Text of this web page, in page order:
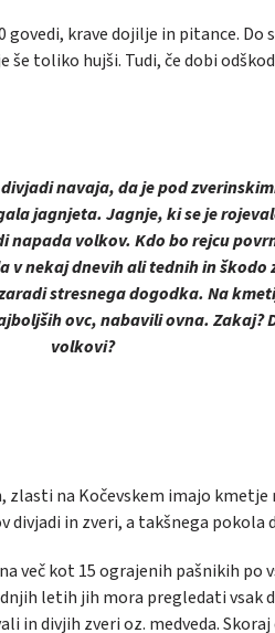
krave dojilje in pitance. Do
toliko hujši. Tudi, če dobi
navaja, da je pod
jagnjeta. Jagnje, ki se je
napada volkov. Kdo bo rejcu
v nekaj dnevih ali tednih in škodo
stresnega dogodka. Na
ovc, nabavili ovna. Zakaj?
volkovi?
na Kočevskem imajo kmetje
in zveri, a takšnega pokola
več kot 15 ograjenih pašnikih po
letih jih mora pregledati vsak
in divjih zveri oz. medveda.